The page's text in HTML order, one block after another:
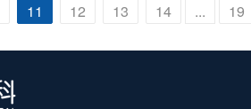
11 12 13 14 ... 19